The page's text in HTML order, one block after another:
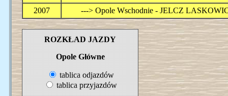
2007
---> Opole Wschodnie - JELCZ
ROZKŁAD JAZDY
Opole Główne
tablica odjazdów
tablica przyjazdów